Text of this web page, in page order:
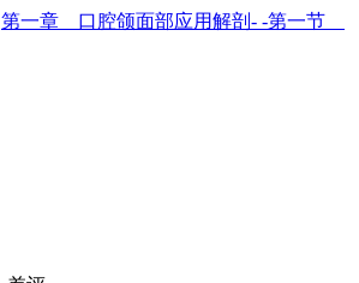
第一章 口腔颌面部应用解剖- -第一节